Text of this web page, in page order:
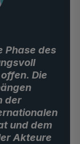
Phase des
Die
der
und dem
Akteure